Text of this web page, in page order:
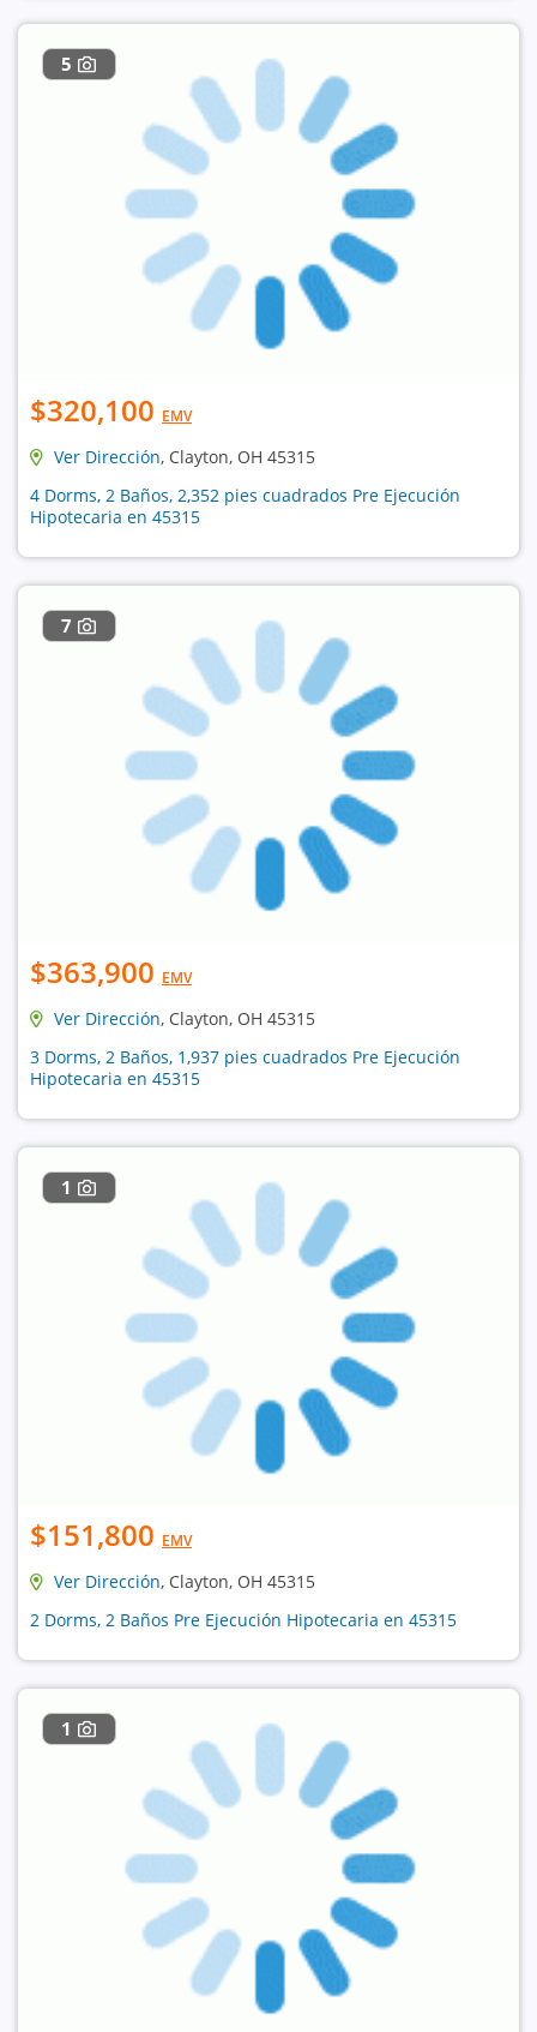
5
$320,100 EMV
Ver Dirección, Clayton, OH 45315
4 Dorms, 2 Baños, 2,352 pies cuadrados Pre Ejecución
Hipotecaria en 45315
7
$363,900 EMV
Ver Dirección, Clayton, OH 45315
3 Dorms, 2 Baños, 1,937 pies cuadrados Pre Ejecución
Hipotecaria en 45315
1
$151,800 EMV
Ver Dirección, Clayton, OH 45315
2 Dorms, 2 Baños Pre Ejecución Hipotecaria en 45315
1